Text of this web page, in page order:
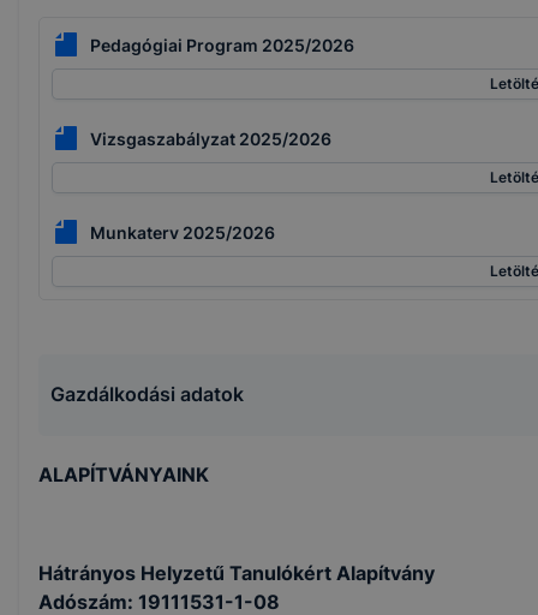
Pedagógiai Program 2025/2026
Vizsgaszabályzat 2025/2026
Munkaterv 2025/2026
Gazdálkodási adatok
ALAPÍTVÁNYAINK
Hátrányos Helyzetű Tanulókért Alapítvány
Adószám: 19111531-1-08